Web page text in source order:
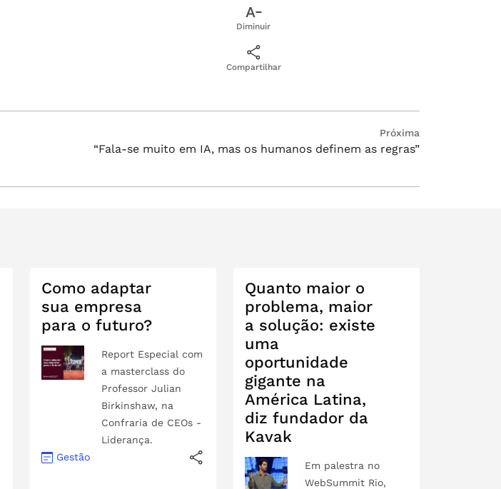
Diminuir
Compartilhar
Próxima
post:
“Fala-se muito em IA, mas os humanos definem as regras”
Como adaptar
sua empresa
para o futuro?
Report Especial com
a masterclass do
Professor Julian
Birkinshaw, na
Confraria de CEOs -
Liderança.
Gestão
Quanto maior o
problema, maior
a solução: existe
uma
oportunidade
gigante na
América Latina,
diz fundador da
Kavak
Em palestra no
WebSummit Rio,